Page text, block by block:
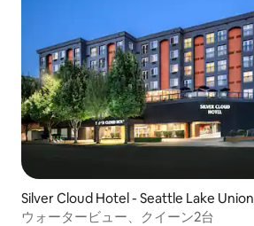
Silver Cloud Hotel - Seattle Lake Union
ウォータービュー、クイーン2台